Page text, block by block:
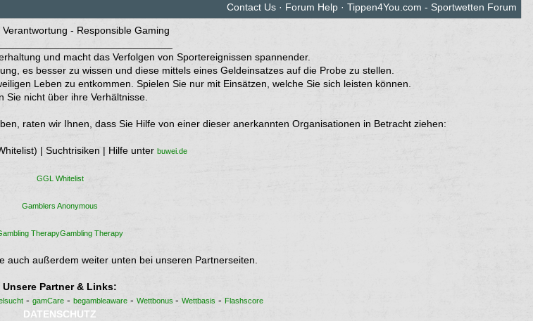
Contact Us· Forum Help· Tippen4You.com - Sportwetten Forum
- Responsible Gaming
und macht das Verfolgen von Sportereignissen spannender.
es besser zu wissen und diese mittels eines Geldeinsatzes auf die Probe zu stellen.
Leben zu entkommen. Spielen Sie nur mit Einsätzen, welche Sie sich leisten können.
Sie nicht über ihre Verhältnisse.
raten wir Ihnen, dass Sie Hilfe von einer dieser anerkannten Organisationen in Betracht ziehen:
| Suchtrisiken | Hilfe unter buwei.de
GGL Whitelist
Gamblers Anonymous
TherapyGambling Therapy
auch außerdem weiter unten bei unseren Partnerseiten.
Unsere Partner & Links:
- gamCare - begambleaware - Wettbonus - Wettbasis - Flashscore
DATENSCHUTZ